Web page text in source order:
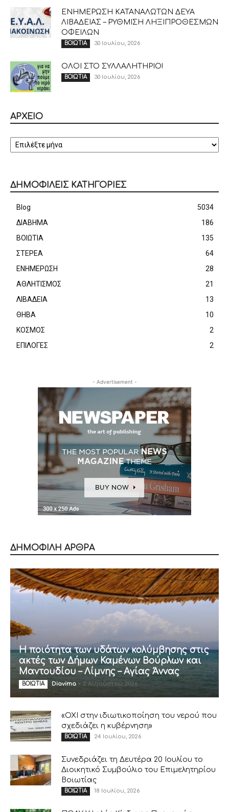
ΕΝΗΜΕΡΩΣΗ ΚΑΤΑΝΑΛΩΤΩΝ ΔΕΥΑ
ΛΙΒΑΔΕΙΑΣ – ΡΥΘΜΙΣΗ ΛΗΞΙΠΡΟΘΕΣΜΩΝ
ΟΦΕΙΛΩΝ
ΒΟΙΩΤΙΑ 30 Ιουλίου, 2026
ΟΛΟΙ ΣΤΟ ΣΥΛΛΑΛΗΤΗΡΙΟ!
ΒΟΙΩΤΙΑ 30 Ιουλίου, 2026
ΑΡΧΕΙΟ
ΔΗΜΟΦΙΛΕΙΣ ΚΑΤΗΓΟΡΙΕΣ
Blog
5034
ΔΙΑΒΗΜΑ
186
ΒΟΙΩΤΙΑ
135
ΣΤΕΡΕΑ
64
ΕΝΗΜΕΡΩΣΗ
28
ΑΘΛΗΤΙΣΜΟΣ
21
ΛΙΒΑΔΕΙΑ
13
ΘΗΒΑ
10
ΚΟΣΜΟΣ
2
ΕΠΙΛΟΓΕΣ
2
- Advertisement -
ΔΗΜΟΦΙΛΗ ΑΡΘΡΑ
Η ποιότητα των υδάτων κολύμβησης στις
ακτές των Δήμων Καμένων Βούρλων και
Μαντουδίου – Λίμνης – Αγίας Άννας
ΒΟΙΩΤΙΑ Diavima - 2 Αυγούστου, 2026
«ΟΧΙ στην ιδιωτικοποίηση του νερού που
σχεδιάζει η κυβέρνηση»
ΒΟΙΩΤΙΑ 24 Ιουλίου, 2026
Συνεδριάζει τη Δευτέρα 20 Ιουλίου το
Διοικητικό Συμβούλιο του Επιμελητηρίου
Βοιωτίας
ΒΟΙΩΤΙΑ 18 Ιουλίου, 2026